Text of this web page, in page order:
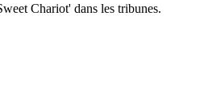
Chariot' dans les tribunes.